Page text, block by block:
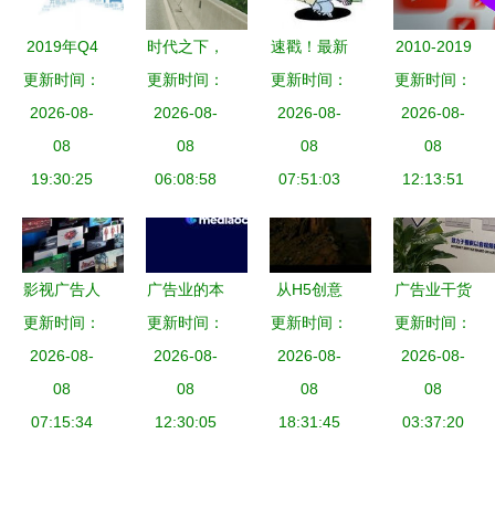
2019年Q4
抖音媒体广
告投放分析
中腰部及头
部达人推荐
理咨询服务
更新时间：
2026-08-
08
19:30:25
时代之下，
回声之上
——中国广
告业六杰口
述史 | 朱玉
等的四十年
转身
更新时间：
2026-08-
08
06:08:58
速戳！最新
《江苏省广
告条例》教
你如何免受
广告侵扰！
询服务
更新时间：
2026-08-
08
07:51:03
2010-2019
改变全球广
告业的十位
风云人物
更新时间：
2026-08-
08
12:13:51
影视广告人
需具备的核
心素养与企
业管理咨询
的关键启示
更新时间：
2026-08-
08
07:15:34
广告业的本
质与变局
一种行业体
系的整体重
构
更新时间：
2026-08-
08
12:30:05
从H5创意
到国际全案
一个年轻广
告人的逆势
突围
更新时间：
2026-08-
08
18:31:45
广告业干货
盘点 文化
墙设计中常
见的15种材
质详解
更新时间：
2026-08-
08
03:37:20